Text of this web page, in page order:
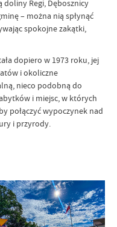
doliny Regi, Dębosznicy
– można nią spłynąć
spokojne zakątki,
dopiero w 1973 roku, jej
i okoliczne
nieco podobną do
i miejsc, w których
połączyć wypoczynek nad
i przyrody.